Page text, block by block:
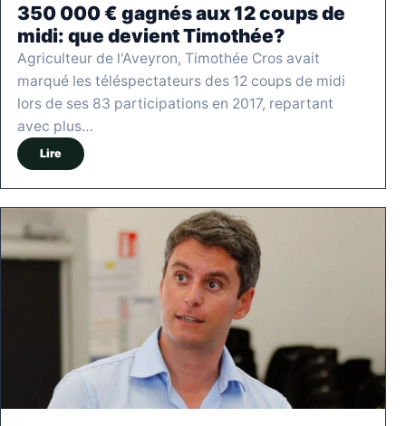
350 000 € gagnés aux 12 coups de
midi: que devient Timothée?
Agriculteur de l'Aveyron, Timothée Cros avait
marqué les téléspectateurs des 12 coups de midi
lors de ses 83 participations en 2017, repartant
avec plus…
Lire